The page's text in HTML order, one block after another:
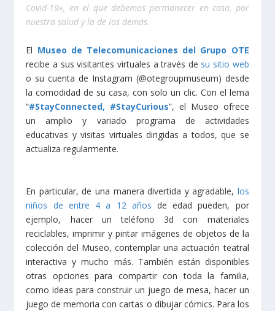
Covid-19», en el que debemos permanecer en casa, por
nuestra salud y la de los demás.
El Museo de Telecomunicaciones del Grupo OTE
recibe a sus visitantes virtuales a través de su sitio web
o su cuenta de Instagram (@otegroupmuseum) desde
la comodidad de su casa, con solo un clic. Con el lema
“#StayConnected, #StayCurious”, el Museo ofrece
un amplio y variado programa de actividades
educativas y visitas virtuales dirigidas a todos, que se
actualiza regularmente.
En particular, de una manera divertida y agradable, los
niños de entre 4 a 12 años de edad pueden, por
ejemplo, hacer un teléfono 3d con materiales
reciclables, imprimir y pintar imágenes de objetos de la
colección del Museo, contemplar una actuación teatral
interactiva y mucho más. También están disponibles
otras opciones para compartir con toda la familia,
como ideas para construir un juego de mesa, hacer un
juego de memoria con cartas o dibujar cómics. Para los